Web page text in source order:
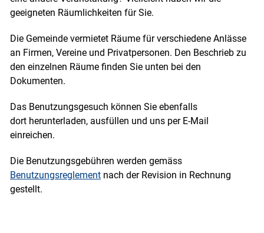
geeigneten Räumlichkeiten für Sie.
Die Gemeinde vermietet Räume für verschiedene Anlässe
an Firmen, Vereine und Privatpersonen. Den Beschrieb zu
den einzelnen Räume finden Sie unten bei den
Dokumenten.
Das Benutzungsgesuch können Sie ebenfalls
dort herunterladen, ausfüllen und uns per E-Mail
einreichen.
Die Benutzungsgebühren werden gemäss
Benutzungsreglement nach der Revision in Rechnung
gestellt.